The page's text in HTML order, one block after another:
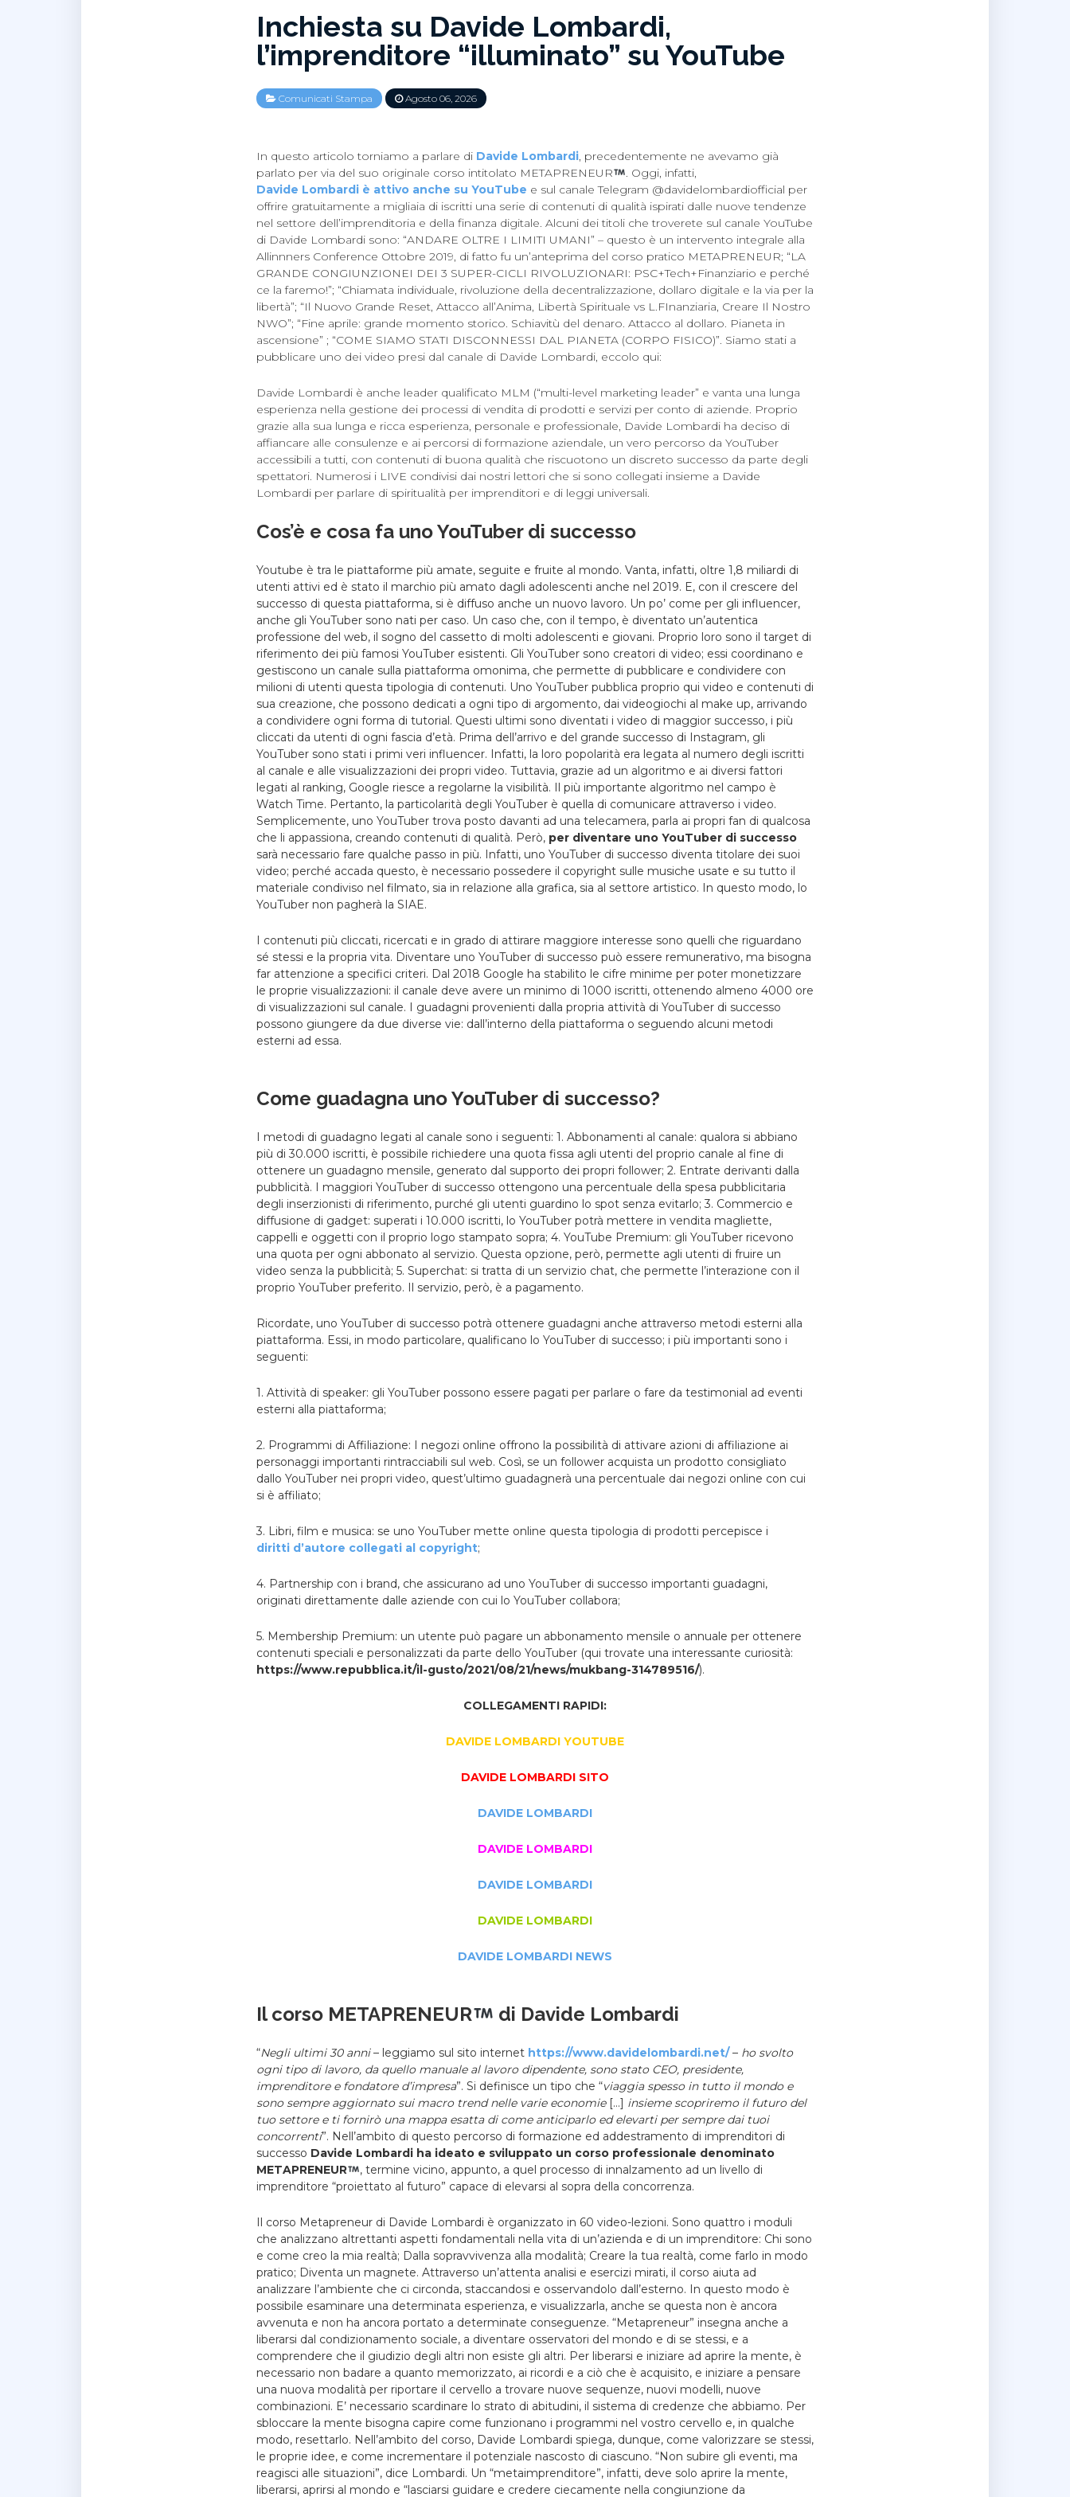
Inchiesta su Davide Lombardi,
l’imprenditore “illuminato” su YouTube
Comunicati Stampa Agosto 06, 2026
In questo articolo torniamo a parlare di Davide Lombardi, precedentemente ne avevamo già
parlato per via del suo originale corso intitolato METAPRENEUR
. Oggi, infatti,
Davide Lombardi è attivo anche su YouTube e sul canale Telegram @davidelombardiofficial per
offrire gratuitamente a migliaia di iscritti una serie di contenuti di qualità ispirati dalle nuove tendenze
nel settore dell’imprenditoria e della finanza digitale. Alcuni dei titoli che troverete sul canale YouTube
di Davide Lombardi sono: “ANDARE OLTRE I LIMITI UMANI” – questo è un intervento integrale alla
Allinnners Conference Ottobre 2019, di fatto fu un’anteprima del corso pratico METAPRENEUR; “LA
GRANDE CONGIUNZIONEI DEI 3 SUPER-CICLI RIVOLUZIONARI: PSC+Tech+Finanziario e perché
ce la faremo!”; “Chiamata individuale, rivoluzione della decentralizzazione, dollaro digitale e la via per la
libertà”; “Il Nuovo Grande Reset, Attacco all’Anima, Libertà Spirituale vs L.FInanziaria, Creare Il Nostro
NWO”; “Fine aprile: grande momento storico. Schiavitù del denaro. Attacco al dollaro. Pianeta in
ascensione” ; “COME SIAMO STATI DISCONNESSI DAL PIANETA (CORPO FISICO)”. Siamo stati a
pubblicare uno dei video presi dal canale di Davide Lombardi, eccolo qui:
Davide Lombardi è anche leader qualificato MLM (“multi-level marketing leader” e vanta una lunga
esperienza nella gestione dei processi di vendita di prodotti e servizi per conto di aziende. Proprio
grazie alla sua lunga e ricca esperienza, personale e professionale, Davide Lombardi ha deciso di
affiancare alle consulenze e ai percorsi di formazione aziendale, un vero percorso da YouTuber
accessibili a tutti, con contenuti di buona qualità che riscuotono un discreto successo da parte degli
spettatori. Numerosi i LIVE condivisi dai nostri lettori che si sono collegati insieme a Davide
Lombardi per parlare di spiritualità per imprenditori e di leggi universali.
Cos’è e cosa fa uno YouTuber di successo
Youtube è tra le piattaforme più amate, seguite e fruite al mondo. Vanta, infatti, oltre 1,8 miliardi di
utenti attivi ed è stato il marchio più amato dagli adolescenti anche nel 2019. E, con il crescere del
successo di questa piattaforma, si è diffuso anche un nuovo lavoro. Un po’ come per gli influencer,
anche gli YouTuber sono nati per caso. Un caso che, con il tempo, è diventato un’autentica
professione del web, il sogno del cassetto di molti adolescenti e giovani. Proprio loro sono il target di
riferimento dei più famosi YouTuber esistenti. Gli YouTuber sono creatori di video; essi coordinano e
gestiscono un canale sulla piattaforma omonima, che permette di pubblicare e condividere con
milioni di utenti questa tipologia di contenuti. Uno YouTuber pubblica proprio qui video e contenuti di
sua creazione, che possono dedicati a ogni tipo di argomento, dai videogiochi al make up, arrivando
a condividere ogni forma di tutorial. Questi ultimi sono diventati i video di maggior successo, i più
cliccati da utenti di ogni fascia d’età. Prima dell’arrivo e del grande successo di Instagram, gli
YouTuber sono stati i primi veri influencer. Infatti, la loro popolarità era legata al numero degli iscritti
al canale e alle visualizzazioni dei propri video. Tuttavia, grazie ad un algoritmo e ai diversi fattori
legati al ranking, Google riesce a regolarne la visibilità. Il più importante algoritmo nel campo è
Watch Time. Pertanto, la particolarità degli YouTuber è quella di comunicare attraverso i video.
Semplicemente, uno YouTuber trova posto davanti ad una telecamera, parla ai propri fan di qualcosa
che li appassiona, creando contenuti di qualità. Però, per diventare uno YouTuber di successo
sarà necessario fare qualche passo in più. Infatti, uno YouTuber di successo diventa titolare dei suoi
video; perché accada questo, è necessario possedere il copyright sulle musiche usate e su tutto il
materiale condiviso nel filmato, sia in relazione alla grafica, sia al settore artistico. In questo modo, lo
YouTuber non pagherà la SIAE.
I contenuti più cliccati, ricercati e in grado di attirare maggiore interesse sono quelli che riguardano
sé stessi e la propria vita. Diventare uno YouTuber di successo può essere remunerativo, ma bisogna
far attenzione a specifici criteri. Dal 2018 Google ha stabilito le cifre minime per poter monetizzare
le proprie visualizzazioni: il canale deve avere un minimo di 1000 iscritti, ottenendo almeno 4000 ore
di visualizzazioni sul canale. I guadagni provenienti dalla propria attività di YouTuber di successo
possono giungere da due diverse vie: dall’interno della piattaforma o seguendo alcuni metodi
esterni ad essa.
Come guadagna uno YouTuber di successo?
I metodi di guadagno legati al canale sono i seguenti: 1. Abbonamenti al canale: qualora si abbiano
più di 30.000 iscritti, è possibile richiedere una quota fissa agli utenti del proprio canale al fine di
ottenere un guadagno mensile, generato dal supporto dei propri follower; 2. Entrate derivanti dalla
pubblicità. I maggiori YouTuber di successo ottengono una percentuale della spesa pubblicitaria
degli inserzionisti di riferimento, purché gli utenti guardino lo spot senza evitarlo; 3. Commercio e
diffusione di gadget: superati i 10.000 iscritti, lo YouTuber potrà mettere in vendita magliette,
cappelli e oggetti con il proprio logo stampato sopra; 4. YouTube Premium: gli YouTuber ricevono
una quota per ogni abbonato al servizio. Questa opzione, però, permette agli utenti di fruire un
video senza la pubblicità; 5. Superchat: si tratta di un servizio chat, che permette l’interazione con il
proprio YouTuber preferito. Il servizio, però, è a pagamento.
Ricordate, uno YouTuber di successo potrà ottenere guadagni anche attraverso metodi esterni alla
piattaforma. Essi, in modo particolare, qualificano lo YouTuber di successo; i più importanti sono i
seguenti:
1. Attività di speaker: gli YouTuber possono essere pagati per parlare o fare da testimonial ad eventi
esterni alla piattaforma;
2. Programmi di Affiliazione: I negozi online offrono la possibilità di attivare azioni di affiliazione ai
personaggi importanti rintracciabili sul web. Così, se un follower acquista un prodotto consigliato
dallo YouTuber nei propri video, quest’ultimo guadagnerà una percentuale dai negozi online con cui
si è affiliato;
3. Libri, film e musica: se uno YouTuber mette online questa tipologia di prodotti percepisce i
diritti d’autore collegati al copyright;
4. Partnership con i brand, che assicurano ad uno YouTuber di successo importanti guadagni,
originati direttamente dalle aziende con cui lo YouTuber collabora;
5. Membership Premium: un utente può pagare un abbonamento mensile o annuale per ottenere
contenuti speciali e personalizzati da parte dello YouTuber (qui trovate una interessante curiosità:
https://www.repubblica.it/il-gusto/2021/08/21/news/mukbang-314789516/).
COLLEGAMENTI RAPIDI:
DAVIDE LOMBARDI YOUTUBE
DAVIDE LOMBARDI SITO
DAVIDE LOMBARDI
DAVIDE LOMBARDI
DAVIDE LOMBARDI
DAVIDE LOMBARDI
DAVIDE LOMBARDI NEWS
Il corso METAPRENEUR di Davide Lombardi
“Negli ultimi 30 anni– leggiamo sul sito internet https://www.davidelombardi.net/– ho svolto
ogni tipo di lavoro, da quello manuale al lavoro dipendente, sono stato CEO, presidente,
imprenditore e fondatore d’impresa”. Si definisce un tipo che “viaggia spesso in tutto il mondo e
sono sempre aggiornato sui macro trend nelle varie economie[…] insieme scopriremo il futuro del
tuo settore e ti fornirò una mappa esatta di come anticiparlo ed elevarti per sempre dai tuoi
concorrenti”. Nell’ambito di questo percorso di formazione ed addestramento di imprenditori di
successo Davide Lombardi ha ideato e sviluppato un corso professionale denominato
METAPRENEUR
, termine vicino, appunto, a quel processo di innalzamento ad un livello di
imprenditore “proiettato al futuro” capace di elevarsi al sopra della concorrenza.
Il corso Metapreneur di Davide Lombardi è organizzato in 60 video-lezioni. Sono quattro i moduli
che analizzano altrettanti aspetti fondamentali nella vita di un’azienda e di un imprenditore: Chi sono
e come creo la mia realtà; Dalla sopravvivenza alla modalità; Creare la tua realtà, come farlo in modo
pratico; Diventa un magnete. Attraverso un’attenta analisi e esercizi mirati, il corso aiuta ad
analizzare l’ambiente che ci circonda, staccandosi e osservandolo dall’esterno. In questo modo è
possibile esaminare una determinata esperienza, e visualizzarla, anche se questa non è ancora
avvenuta e non ha ancora portato a determinate conseguenze. “Metapreneur” insegna anche a
liberarsi dal condizionamento sociale, a diventare osservatori del mondo e di se stessi, e a
comprendere che il giudizio degli altri non esiste gli altri. Per liberarsi e iniziare ad aprire la mente, è
necessario non badare a quanto memorizzato, ai ricordi e a ciò che è acquisito, e iniziare a pensare
una nuova modalità per riportare il cervello a trovare nuove sequenze, nuovi modelli, nuove
combinazioni. E’ necessario scardinare lo strato di abitudini, il sistema di credenze che abbiamo. Per
sbloccare la mente bisogna capire come funzionano i programmi nel vostro cervello e, in qualche
modo, resettarlo. Nell’ambito del corso, Davide Lombardi spiega, dunque, come valorizzare se stessi,
le proprie idee, e come incrementare il potenziale nascosto di ciascuno. “Non subire gli eventi, ma
reagisci alle situazioni”, dice Lombardi. Un “metaimprenditore”, infatti, deve solo aprire la mente,
liberarsi, aprirsi al mondo e “lasciarsi guidare e credere ciecamente nella congiunzione da